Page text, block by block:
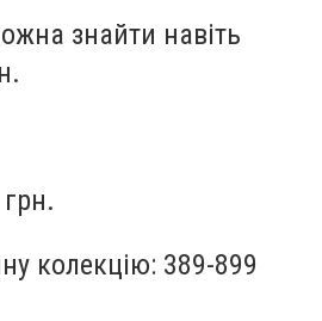
знайти навіть
колекцію: 389-899